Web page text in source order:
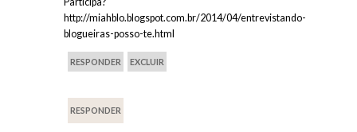
http://miahblo.blogspot.com.br/2014/04/entrevistando-
blogueiras-posso-te.html
RESPONDER EXCLUIR
RESPONDER